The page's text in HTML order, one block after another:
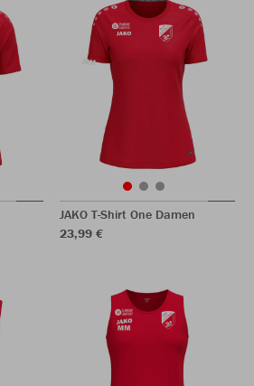
JAKO T-Shirt One Damen
23,99 €